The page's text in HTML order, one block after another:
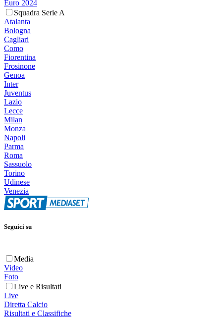
Euro 2024
Squadra Serie A
Atalanta
Bologna
Cagliari
Como
Fiorentina
Frosinone
Genoa
Inter
Juventus
Lazio
Lecce
Milan
Monza
Napoli
Parma
Roma
Sassuolo
Torino
Udinese
Venezia
Seguici su
Media
Video
Foto
Live e Risultati
Live
Diretta Calcio
Risultati e Classifiche